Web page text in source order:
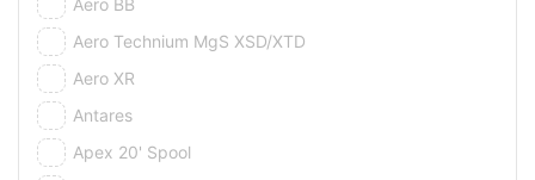
Aero BB
Aero Technium MgS XSD/XTD
Aero XR
Antares
Apex 20' Spool